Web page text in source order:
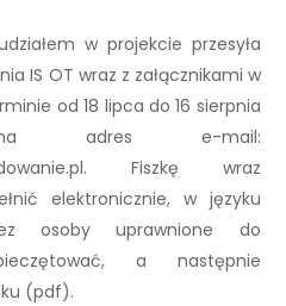
w projekcie przesyła
IS OT wraz z załącznikami w
od 18 lipca do 16 sierpnia
adres e-mail:
Fiszkę wraz
elektronicznie, w języku
osoby uprawnione do
a następnie
(pdf).